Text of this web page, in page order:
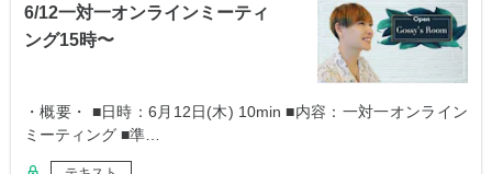
6/12一対一オンラインミーティ
ング15時〜
・概要・ ■日時：6月12日(木) 10min ■内容：一対一オンライン
ミーティング ■準…